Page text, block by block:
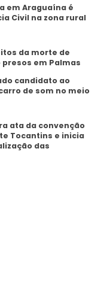
em Araguaína é
Civil na zona rural
da morte de
presos em Palmas
candidato ao
de som no meio
ata da convenção
Tocantins e inicia
das